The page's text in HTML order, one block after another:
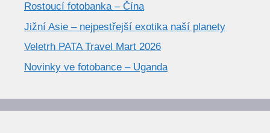
Rostoucí fotobanka – Čína
Jižní Asie – nejpestřejší exotika naší planety
Veletrh PATA Travel Mart 2026
Novinky ve fotobance – Uganda